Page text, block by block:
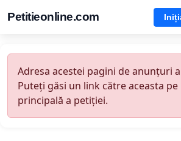
Petitieonline.com
Adresa acestei pagini de anunțuri
Puteți găsi un link către aceasta pe
principală a petiției.